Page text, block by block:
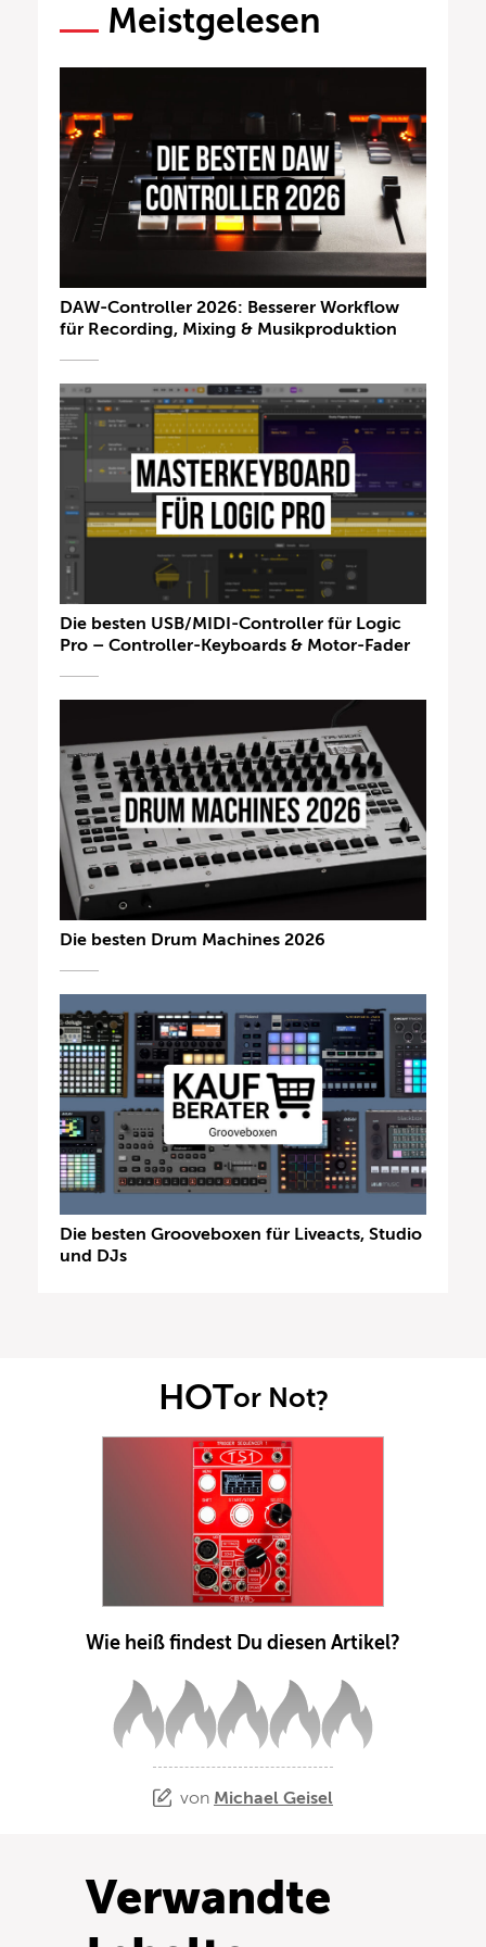
Meistgelesen
DAW-Controller 2026: Besserer Workflow
für Recording, Mixing & Musikproduktion
Die besten USB/MIDI-Controller für Logic
Pro – Controller-Keyboards & Motor-Fader
Die besten Drum Machines 2026
Die besten Grooveboxen für Liveacts, Studio
und DJs
HOTor Not?
Wie heiß findest Du diesen Artikel?
von Michael Geisel
Verwandte